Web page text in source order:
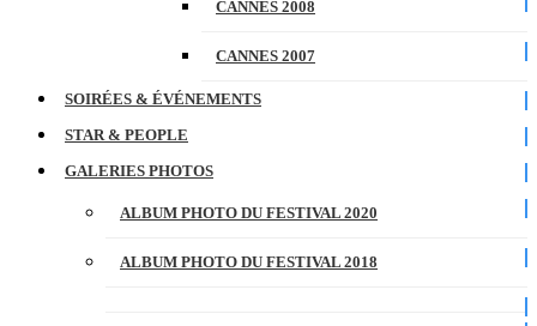
CANNES 2008
CANNES 2007
SOIRÉES & ÉVÉNEMENTS
STAR & PEOPLE
GALERIES PHOTOS
ALBUM PHOTO DU FESTIVAL 2020
ALBUM PHOTO DU FESTIVAL 2018